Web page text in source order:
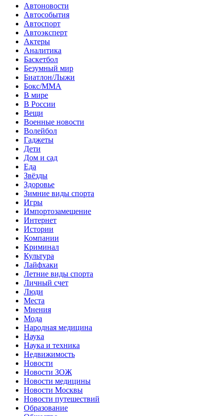
Автоновости
Автособытия
Автоспорт
Автоэксперт
Актеры
Аналитика
Баскетбол
Безумный мир
Биатлон/Лыжи
Бокс/MMA
В мире
В России
Вещи
Военные новости
Волейбол
Гаджеты
Дети
Дом и сад
Еда
Звёзды
Здоровье
Зимние виды спорта
Игры
Импортозамещение
Интернет
Истории
Компании
Криминал
Культура
Лайфхаки
Летние виды спорта
Личный счет
Люди
Места
Мнения
Мода
Народная медицина
Наука
Наука и техника
Недвижимость
Новости
Новости ЗОЖ
Новости медицины
Новости Москвы
Новости путешествий
Образование